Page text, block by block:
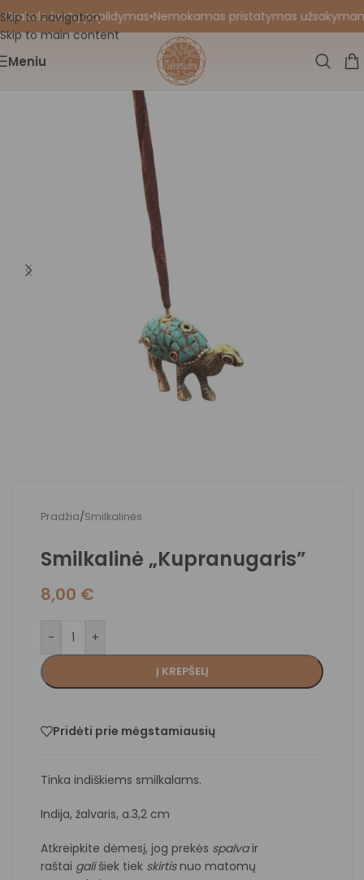
Skip to navigation
Skip to main content
kortų papildymas•Nemokamas pristatymas
Meniu
Pradžia/Smilkalinės
Smilkalinė „Kupranugaris”
8,00 €
- +
Į KREPŠELĮ
Pridėti prie mėgstamiausių
Tinka indiškiems smilkalams.
Indija, žalvaris, a.3,2 cm
Atkreipkite dėmesį, jog prekės spalvair
raštai gališiek tiek skirtisnuo matomų